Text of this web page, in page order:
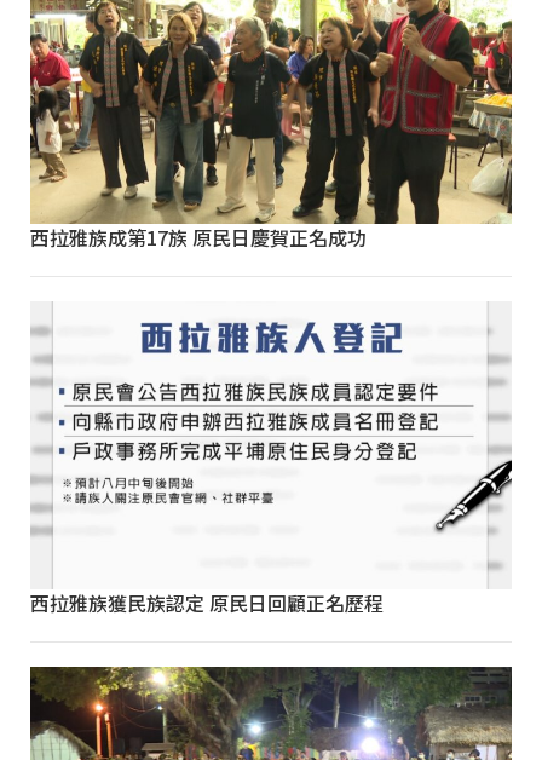
西拉雅族成第17族 原民日慶賀正名成功
西拉雅族獲民族認定 原民日回顧正名歷程